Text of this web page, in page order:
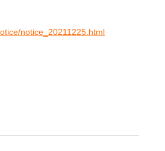
notice_20211225.html